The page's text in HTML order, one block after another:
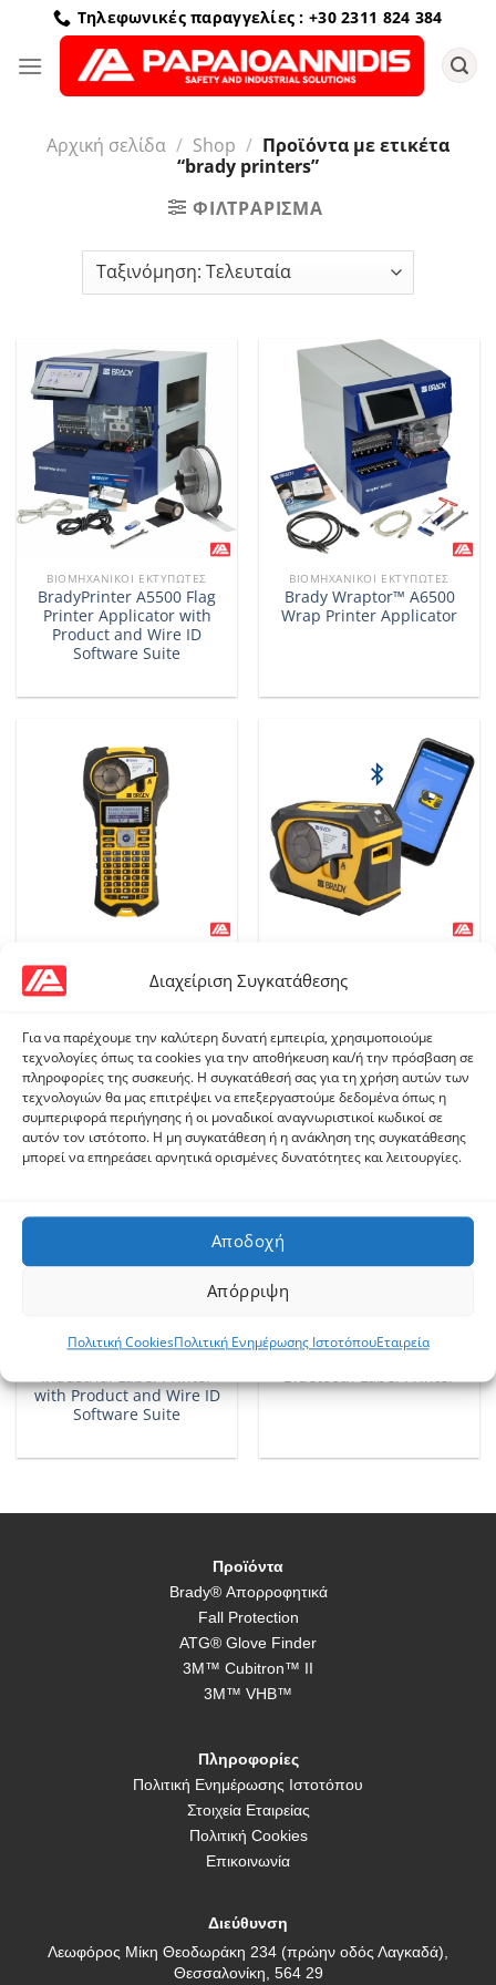
Διαχείριση Συγκατάθεσης
Για να παρέχουμε την καλύτερη δυνατή εμπειρία, χρησιμοποιούμε
τεχνολογίες όπως τα cookies για την αποθήκευση και/ή την πρόσβαση σε
πληροφορίες της συσκευής. Η συγκατάθεσή σας για τη χρήση αυτών των
τεχνολογιών θα μας επιτρέψει να επεξεργαστούμε δεδομένα όπως η
συμπεριφορά περιήγησης ή οι μοναδικοί αναγνωριστικοί κωδικοί σε
αυτόν τον ιστότοπο. Η μη συγκατάθεση ή η ανάκληση της συγκατάθεσης
μπορεί να επηρεάσει αρνητικά ορισμένες δυνατότητες και λειτουργίες.
Αποδοχή
Απόρριψη
Πολιτική CookiesΠολιτική Ενημέρωσης ΙστοτόπουΕταιρεία
Μετάβαση
περιεχόμενο
Τηλεφωνικές παραγγελίες : +30 2311 824 384
Αρχική σελίδα / Shop / Προϊόντα με ετικέτα
“brady printers”
ΦΙΛΤΡΆΡΙΣΜΑ
ΒΙΟΜΗΧΑΝΙΚΟΊ ΕΚΤΥΠΩΤΈΣ
BradyPrinter A5500 Flag
Printer Applicator with
Product and Wire ID
Software Suite
ΒΙΟΜΗΧΑΝΙΚΟΊ ΕΚΤΥΠΩΤΈΣ
Brady Wraptor™ A6500
Wrap Printer Applicator
Brady M210 Handheld
Brady M211 Portable
Bluetooth Label Printer
ΒΙΟΜΗΧΑΝΙΚΟΊ ΕΚΤΥΠΩΤΈΣ
BradyPrinter i7100 300 dpi
Industrial Label Printer
with Product and Wire ID
Software Suite
ΒΙΟΜΗΧΑΝΙΚΟΊ ΕΚΤΥΠΩΤΈΣ
Brady M511 Portable
Bluetooth Label Printer
Προϊόντα
Brady® Απορροφητικά
Fall Protection
ATG® Glove Finder
3M™ Cubitron™ II
3M™ VHB™
Πληροφορίες
Πολιτική Ενημέρωσης Ιστοτόπου
Στοιχεία Εταιρείας
Πολιτική Cookies
Επικοινωνία
Διεύθυνση
Λεωφόρος Μίκη Θεοδωράκη 234 (πρώην οδός Λαγκαδά),
Θεσσαλονίκη, 564 29